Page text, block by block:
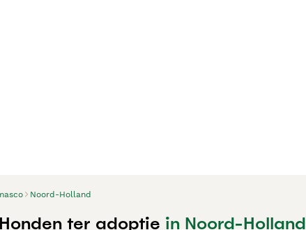
Noord-Holland
ter adoptie in Noord-Holland